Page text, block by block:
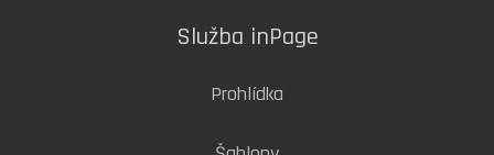
Služba inPage
Prohlídka